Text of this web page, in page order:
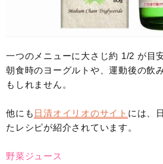
一つのメニューに大さじ約 1/2 が目安
朝食時のヨーグルトや、運動後の飲
もしれません。
他にも 日清オイリオのサイト には、
たレシピが紹介されています。
野菜ジュース